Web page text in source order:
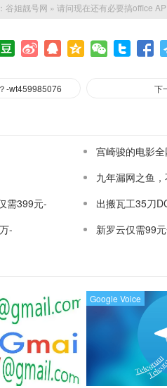
谷姐靓号网 » 请问现在还有必要搞office
-wt459985076 下
宫崎骏的电影
九年漏网之鱼
需399元-
出搬瓦工35刀
-
新罗云仅需99
Google Voice